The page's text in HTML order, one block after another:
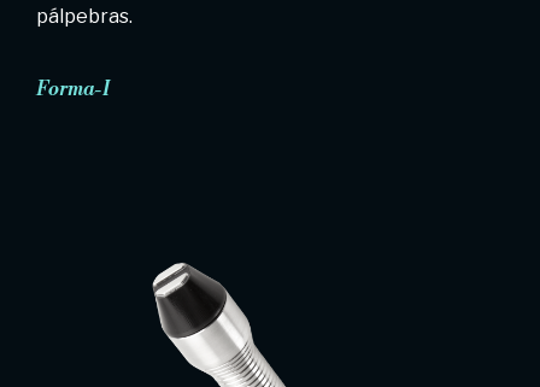
pálpebras.
Forma-I